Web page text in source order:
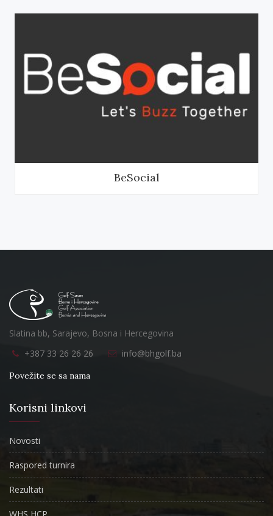
BeSocial
Slatina bb, Sarajevo, Bosna i Hercegovina
+387 33 26 26 26
info@bhgolf.ba
Povežite se sa nama
Korisni linkovi
Novosti
Raspored turnira
Rezultati